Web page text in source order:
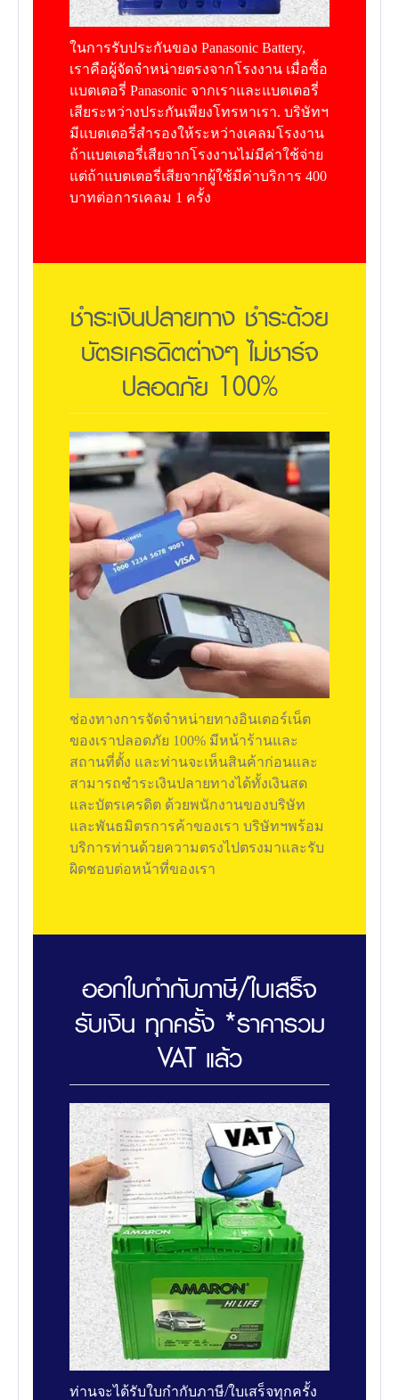
ในการรับประกันของ Panasonic Battery,
เราคือผู้จัดจำหน่ายตรงจากโรงงาน เมื่อซื้อ
แบตเตอรี่ Panasonic จากเราและแบตเตอรี่
เสียระหว่างประกันเพียงโทรหาเรา. บริษัทฯ
มีแบตเตอรี่สำรองให้ระหว่างเคลมโรงงาน
ถ้าแบตเตอรี่เสียจากโรงงานไม่มีค่าใช้จ่าย
แต่ถ้าแบตเตอรี่เสียจากผู้ใช้มีค่าบริการ 400
บาทต่อการเคลม 1 ครั้ง
ชำระเงินปลายทาง ชำระด้วย
บัตรเครดิตต่างๆ ไม่ชาร์จ
ปลอดภัย 100%
ช่องทางการจัดจำหน่ายทางอินเตอร์เน็ต
ของเราปลอดภัย 100% มีหน้าร้านและ
สถานที่ตั้ง และท่านจะเห็นสินค้าก่อนและ
สามารถชำระเงินปลายทางได้ทั้งเงินสด
และบัตรเครดิต ด้วยพนักงานของบริษัท
และพันธมิตรการค้าของเรา บริษัทฯพร้อม
บริการท่านด้วยความตรงไปตรงมาและรับ
ผิดชอบต่อหน้าที่ของเรา
ออกใบกำกับภาษี/ใบเสร็จ
รับเงิน ทุกครั้ง *ราคารวม
VAT แล้ว
ท่านจะได้รับใบกำกับภาษี/ใบเสร็จทุกครั้ง